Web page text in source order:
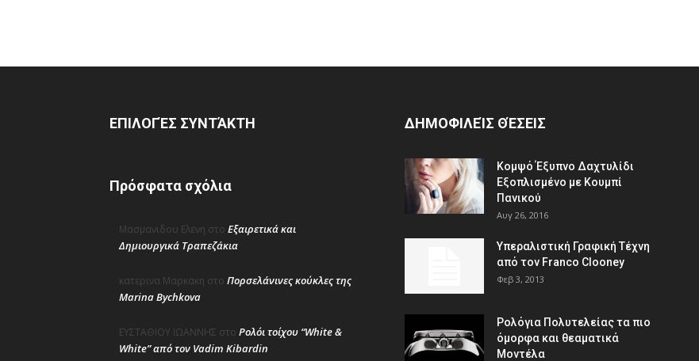
ΕΠΙΛΟΓΈΣ ΣΥΝΤΆΚΤΗ
Πρόσφατα σχόλια
Μασμανιδου Ελενη στο Εξαιρετικά και
Δημιουργικά Τραπεζάκια
κατερινα Μαρκακη στο Πορσελάνινες κούκλες της
Marina Bychkova
ΕΥΣΤΑΘΙΟΥ ΙΩΑΝΝΗΣ στο Ρολόι τοίχου “White &
White” από τον Vadim Kibardin
ΔΗΜΟΦΙΛΕΊΣ ΘΈΣΕΙΣ
Κομψό Έξυπνο Δαχτυλίδι
Εξοπλισμένο με Κουμπί
Πανικού
Αυγ 26, 2016
Υπεραλιστική Γραφική Τέχνη
από τον Franco Clooney
Φεβ 3, 2013
Ρολόγια Πολυτελείας τα πιο
όμορφα και θεαματικά
Μοντέλα